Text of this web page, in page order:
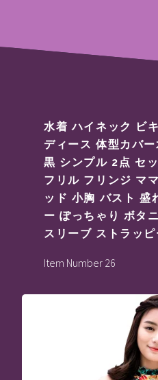
水着 ハイネック ビ
ディース 体型カバ
黒 シンプル 2点 セ
フリル フリンジ マ
ッド 小胸 バスト 盛
ー ぽっちゃり ボタ
スリーブ ストラッ
Item Number 26